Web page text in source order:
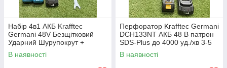
Набір 4в1 АКБ Krafftec
Germani 48V Безщітковий
Ударний Шурупокрут +
Перфоратор + Болгарка +
Гайковерт Набір 4в1
В наявності
Перфоратор Krafftec Germani
DCH133NT АКБ 48 В патрон
SDS-Plus до 4000 уд./хв 3-5
Дж
В наявності